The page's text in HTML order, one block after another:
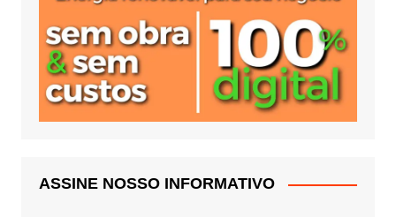
ASSINE NOSSO INFORMATIVO